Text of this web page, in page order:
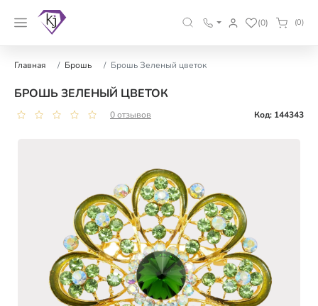
(0) (0)
Главная Брошь Брошь Зеленый цветок
БРОШЬ ЗЕЛЕНЫЙ ЦВЕТОК
0 отзывов Код: 144343